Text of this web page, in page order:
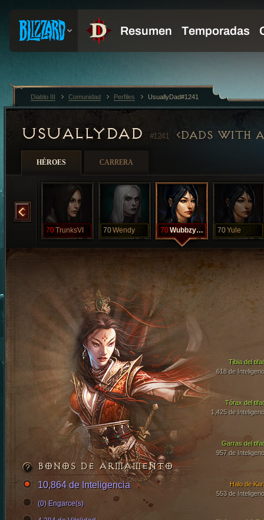
USUALLYDAD #1241 DADS WITH
HÉROES CARRERA
70TrunksVI 70Wendy 70 WubbzyXXVI 70Yule
Tórax del
1,425 de
Garras del
957 de
Tibia del
618 de
Halo de
553 de
BONOS DE ARMAMENTO
10,864 de Inteligencia
(0) Engarce(s)
Diablo III Comunidad Perfiles UsuallyDad#1241